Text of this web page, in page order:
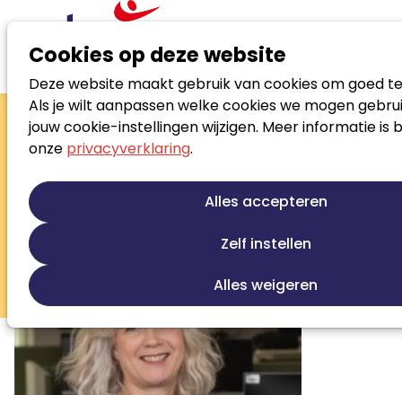
Cookies op deze website
Deze website maakt gebruik van cookies om goed
Als je wilt aanpassen welke cookies we mogen
jouw cookie-instellingen wijzigen. Meer informatie is
onze privacyverklaring.
Alles accepteren
Zelf instellen
Alles weigeren
Zoek loopbaanspecialist
Jessica
Exterkate
Jobcoach/re-integratie professional
Persoonlijke ontwikkeling
Jobcoaching
Re-integratie
Werkfit trajecten
Beroepskeuze begeleiding
Sollicitatiebegeleiding